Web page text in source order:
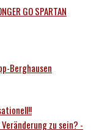
GO SPARTAN
Berghausen